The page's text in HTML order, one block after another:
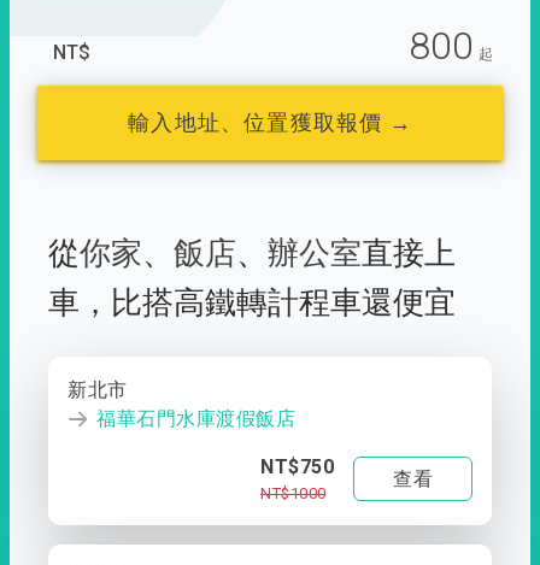
NT$ 800 起
輸入地址、位置獲取報價 →
從你家、 飯店、 辦公室直接上
車， 比搭高鐵轉計程車還便宜
新北市
福華石門水庫渡假飯店
NT$750
NT$1000
查看